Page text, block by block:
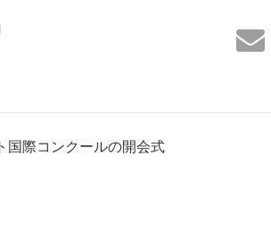
国際コンクールの開会式